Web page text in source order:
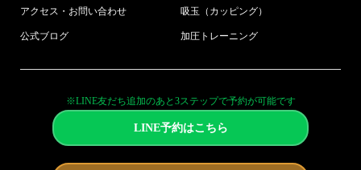
アクセス・お問い合わせ
公式ブログ
吸玉（カッピング）
加圧トレーニング
※LINE友だち追加のあと3ステップで予約が可能です
LINE予約はこちら